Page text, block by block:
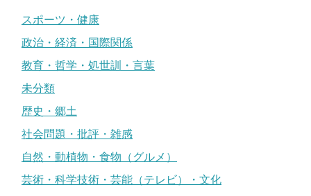
スポーツ・健康
政治・経済・国際関係
教育・哲学・処世訓・言葉
未分類
歴史・郷土
社会問題・批評・雑感
自然・動植物・食物（グルメ）
芸術・科学技術・芸能（テレビ）・文化